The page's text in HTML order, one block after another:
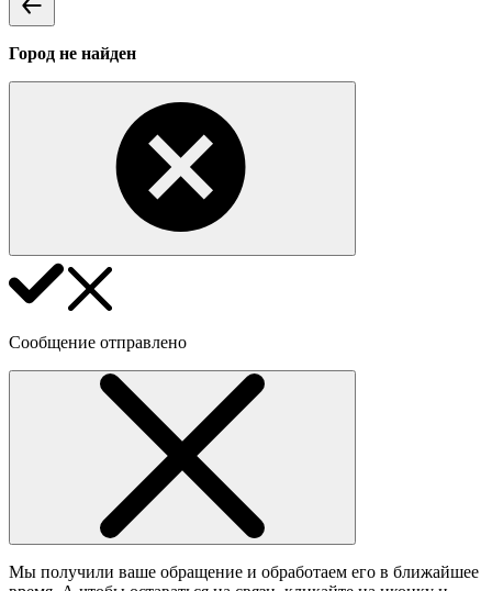
Город не найден
Сообщение отправлено
Мы получили ваше обращение и обработаем его в ближайшее